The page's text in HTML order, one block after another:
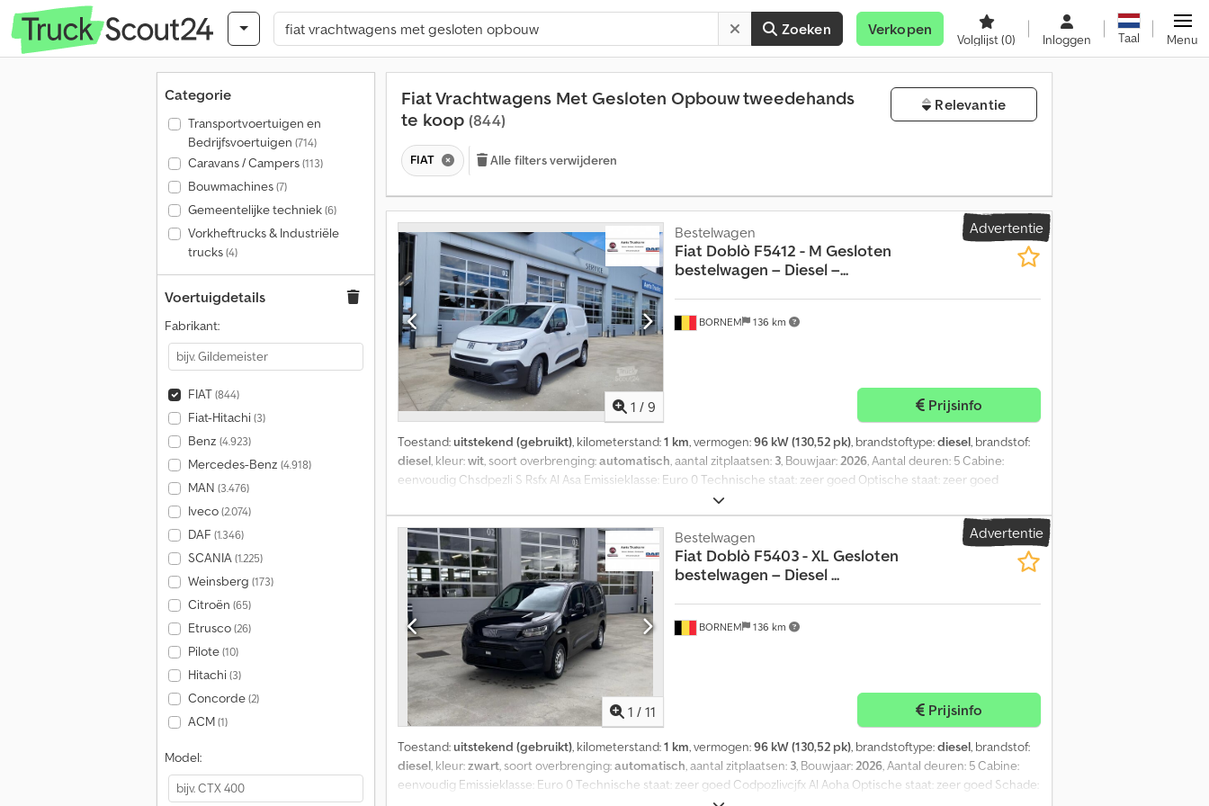
Zoeken Verkopen
Volglijst(0) Inloggen Taal Menu
Categorie
Transportvoertuigen en
Bedrijfsvoertuigen (714)
Caravans / Campers(113)
Bouwmachines(7)
Gemeentelijke techniek(6)
Vorkheftrucks & Industriële
trucks(4)
Voertuigdetails
Fabrikant:
FIAT(844)
Fiat-Hitachi(3)
Benz (4.923)
Mercedes-Benz (4.918)
MAN (3.476)
Iveco(2.074)
DAF (1.346)
SCANIA(1.225)
Weinsberg (173)
Citroën (65)
Etrusco(26)
Pilote(10)
Hitachi(3)
Concorde(2)
ACM(1)
Model:
Fiat Vrachtwagens Met Gesloten Opbouw tweedehands
te koop (844)
Relevantie
FIAT Alle filters verwijderen
Advertentie
1 / 9
BORNEM 136 km
Bestelwagen
Fiat Doblò F5412 - M Gesloten
bestelwagen – Diesel –...
Prijsinfo
Toestand:uitstekend (gebruikt), kilometerstand:1 km, vermogen:96 kW (130,52 pk), brandstoftype:diesel, brandstof:
diesel, kleur:wit, soort overbrenging:automatisch, aantal zitplaatsen: 3, Bouwjaar:2026, Aantal deuren: 5 Cabine:
eenvoudig Chsdpezli S Rsfx Al Asa Emissieklasse: Euro 0 Technische staat: zeer goed Optische staat: zeer goed
Schade: geen Garantie: geen Prijs: op aanvraag Omzetbelasting/margebelasting: omzetbelasting is aftrekbaar
Advertentie
1 / 11
BORNEM 136 km
Bestelwagen
Fiat Doblò F5403 - XL Gesloten
bestelwagen – Diesel ...
Prijsinfo
Toestand:uitstekend (gebruikt), kilometerstand:1 km, vermogen:96 kW (130,52 pk), brandstoftype:diesel, brandstof:
diesel, kleur:zwart, soort overbrenging:automatisch, aantal zitplaatsen: 3, Bouwjaar:2026, Aantal deuren: 5 Cabine:
eenvoudig Emissieklasse: Euro 0 Technische staat: zeer goed Codpozlivcjfx Al Aoha Optische staat: zeer goed Schade: